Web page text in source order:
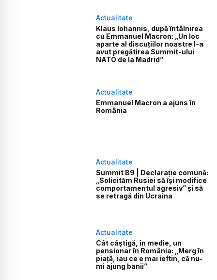
Actualitate
Klaus Iohannis, după întâlnirea
cu Emmanuel Macron: „Un loc
aparte al discuţiilor noastre l-a
avut pregătirea Summit-ului
NATO de la Madrid”
Actualitate
Emmanuel Macron a ajuns în
România
Actualitate
Summit B9 | Declarație comună:
„Solicităm Rusiei să își modifice
comportamentul agresiv” și să
se retragă din Ucraina
Actualitate
Cât câștigă, în medie, un
pensionar în România: „Merg în
piață, iau ce e mai ieftin, că nu-
mi ajung banii”